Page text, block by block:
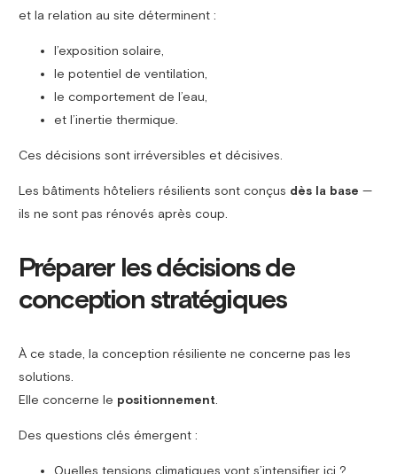
et la relation au site déterminent :
l’exposition solaire,
le potentiel de ventilation,
le comportement de l’eau,
et l’inertie thermique.
Ces décisions sont irréversibles et décisives.
Les bâtiments hôteliers résilients sont conçus dès la base —
ils ne sont pas rénovés après coup.
Préparer les décisions de
conception stratégiques
À ce stade, la conception résiliente ne concerne pas les
solutions.
Elle concerne le positionnement
Des questions clés émergent :
Quelles tensions climatiques vont s’intensifier ici ?